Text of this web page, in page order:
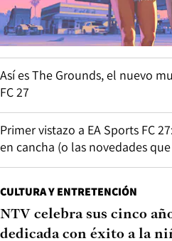
Así es The Grounds, el nuevo
FC 27
Primer vistazo a EA Sports FC
en cancha (o las novedades
CULTURA Y ENTRETENCIÓN
NTV celebra sus cinco
dedicada con éxito a la